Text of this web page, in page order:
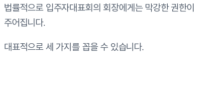
법률적으로 입주자대표회의 회장에게는 막강한 권한이
주어집니다.
대표적으로 세 가지를 꼽을 수 있습니다.